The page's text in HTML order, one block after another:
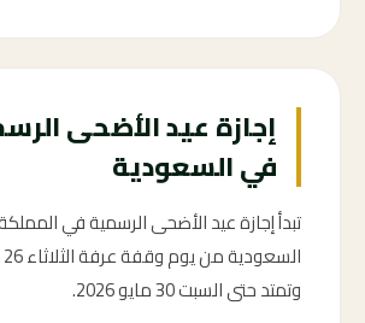
في السعودية
تبدأ إجازة عيد الأضحى الرسمية في
وتمتد حتى السبت 30 مايو 2026.